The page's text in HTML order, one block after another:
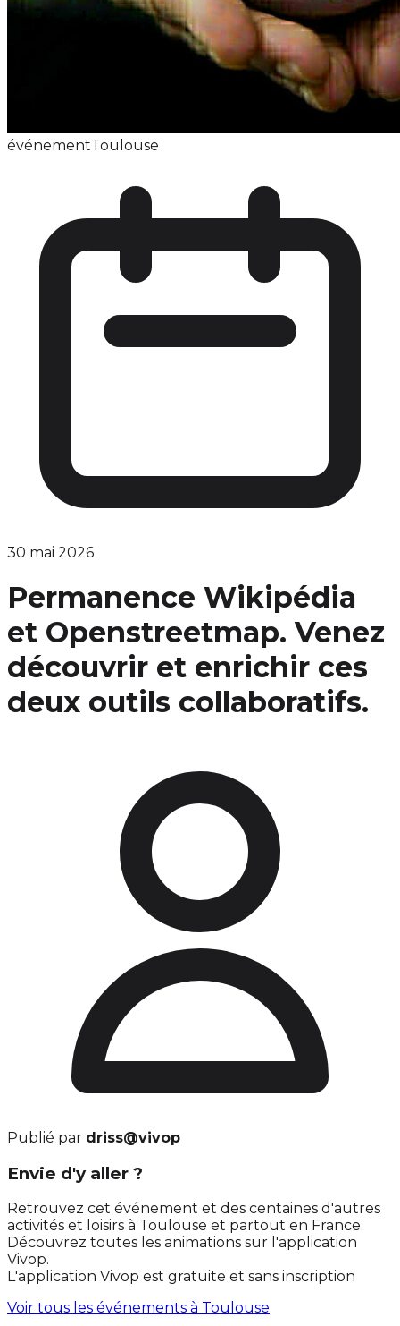
événementToulouse
30 mai 2026
Permanence Wikipédia
et Openstreetmap. Venez
découvrir et enrichir ces
deux outils collaboratifs.
Publié par driss@vivop
Envie d'y aller ?
Retrouvez cet événement et des centaines d'autres
activités et loisirs à Toulouse et partout en France.
Découvrez toutes les animations sur l'application
Vivop.
L'application Vivop est gratuite et sans inscription
Voir tous les événements à Toulouse